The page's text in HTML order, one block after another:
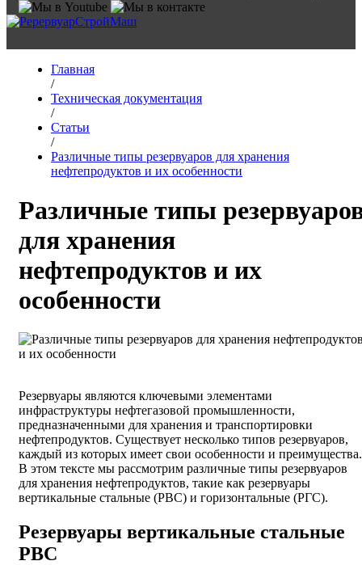
Главная
/
Техническая документация
/
Статьи
/
Различные типы резервуаров для хранения
нефтепродуктов и их особенности
Различные типы
для хранения
нефтепродуктов и их
особенности
Резервуары являются ключевыми элементами
инфраструктуры нефтегазовой промышленности,
предназначенными для хранения и транспортировки
нефтепродуктов. Существует несколько типов резервуаров,
каждый из которых имеет свои особенности и преимущества.
В этом тексте мы рассмотрим различные типы резервуаров
для хранения нефтепродуктов, такие как резервуары
вертикальные стальные (РВС) и горизонтальные (РГС).
Резервуары вертикальные стальные
РВС